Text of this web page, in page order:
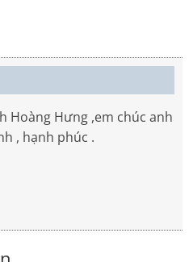
Hoàng Hưng ,em chúc anh
, hạnh phúc .